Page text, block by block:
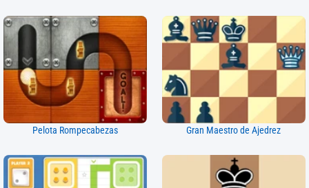
Pelota Rompecabezas Gran Maestro de Ajedrez